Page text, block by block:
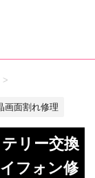
>
画面割れ修理
リー交換
フォン修